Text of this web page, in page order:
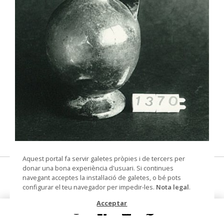
© Arxiu Fotogràfic del Consorci del Patrimoni de
Sitges
gerra
Col·lecció Col. Dr. Jesús Pérez-Rosales
Aquest portal fa servir galetes pròpies i de tercers per
donar una bona experiència d'usuari. Si continues
navegant acceptes la instal·lació de galetes, o bé pots
configurar el teu navegador per impedir-les. Nota legal.
Acceptar